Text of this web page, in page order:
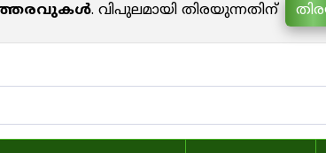
. വിപുലമായി തിരയുന്നതിന്